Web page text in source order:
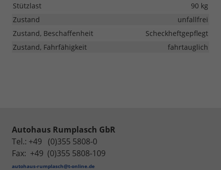
Stützlast
90 kg
Zustand
unfallfrei
Zustand, Beschaffenheit
Scheckheftgepflegt
Zustand, Fahrfähigkeit
fahrtauglich
Autohaus Rumplasch GbR
Tel.: +49 (0)355 5808-0
Fax: +49 (0)355 5808-109
autohaus-rumplasch@t-online.de